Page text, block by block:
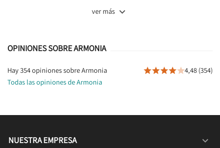
ver más 
OPINIONES SOBRE ARMONIA
Hay 354 opiniones sobre Armonia 4,48 (354)
Todas las opiniones de Armonia
NUESTRA EMPRESA 